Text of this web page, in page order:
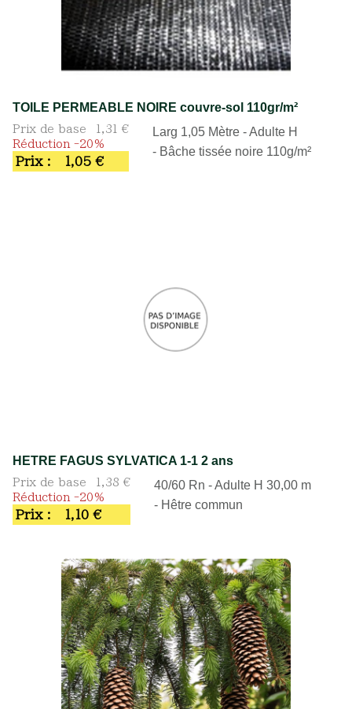
TOILE PERMEABLE NOIRE couvre-sol 110gr/m²
Prix de base
1,31 €
Réduction -20%
Prix : 1,05 €
Larg 1,05 Mètre - Adulte H
- Bâche tissée noire 110g/m²
HETRE FAGUS SYLVATICA 1-1 2 ans
Prix de base
1,38 €
Réduction -20%
Prix : 1,10 €
40/60 Rn - Adulte H 30,00 m
- Hêtre commun